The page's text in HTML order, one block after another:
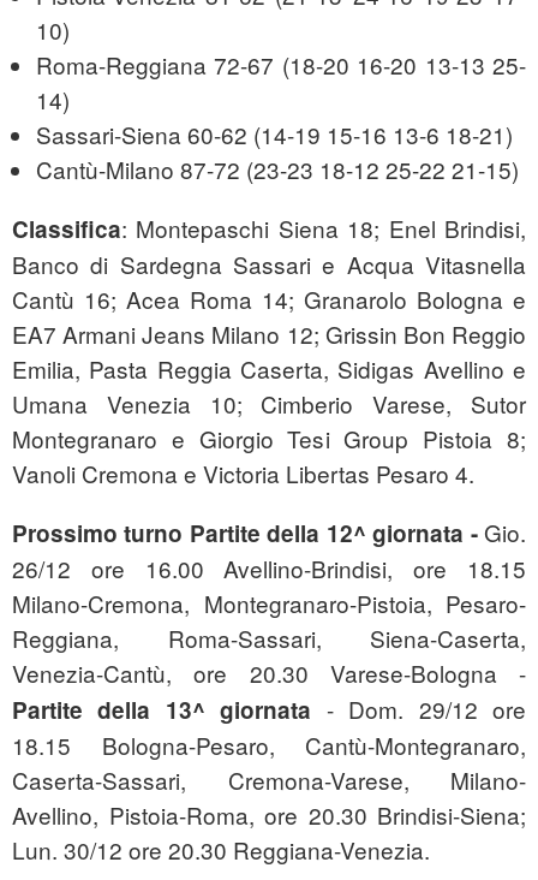
10)
Roma-Reggiana 72-67 (18-20 16-20 13-13 25-
14)
Sassari-Siena 60-62 (14-19 15-16 13-6 18-21)
Cantù-Milano 87-72 (23-23 18-12 25-22 21-15)
Classifica: Montepaschi Siena 18; Enel Brindisi,
Banco di Sardegna Sassari e Acqua Vitasnella
Cantù 16; Acea Roma 14; Granarolo Bologna e
EA7 Armani Jeans Milano 12; Grissin Bon Reggio
Emilia, Pasta Reggia Caserta, Sidigas Avellino e
Umana Venezia 10; Cimberio Varese, Sutor
Montegranaro e Giorgio Tesi Group Pistoia 8;
Vanoli Cremona e Victoria Libertas Pesaro 4.
Prossimo turno Partite della 12^ giornata - Gio.
26/12 ore 16.00 Avellino-Brindisi, ore 18.15
Milano-Cremona, Montegranaro-Pistoia, Pesaro-
Reggiana, Roma-Sassari, Siena-Caserta,
Venezia-Cantù, ore 20.30 Varese-Bologna -
Partite della 13^ giornata - Dom. 29/12 ore
18.15 Bologna-Pesaro, Cantù-Montegranaro,
Caserta-Sassari, Cremona-Varese, Milano-
Avellino, Pistoia-Roma, ore 20.30 Brindisi-Siena;
Lun. 30/12 ore 20.30 Reggiana-Venezia.